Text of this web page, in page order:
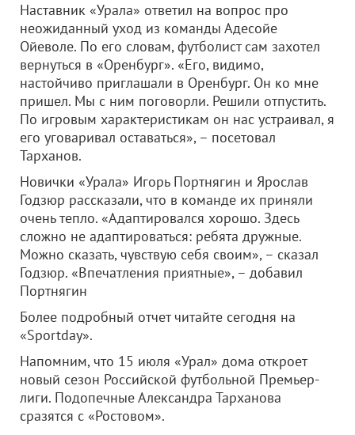
Наставник «Урала» ответил на вопрос про
неожиданный уход из команды Адесойе
Ойеволе. По его словам, футболист сам захотел
вернуться в «Оренбург». «Его, видимо,
настойчиво приглашали в Оренбург. Он ко мне
пришел. Мы с ним поговорли. Решили отпустить.
По игровым характеристикам он нас устраивал, я
его уговаривал оставаться», – посетовал
Тарханов.
Новички «Урала» Игорь Портнягин и Ярослав
Годзюр рассказали, что в команде их приняли
очень тепло. «Адаптировался хорошо. Здесь
сложно не адаптироваться: ребята дружные.
Можно сказать, чувствую себя своим», – сказал
Годзюр. «Впечатления приятные», – добавил
Портнягин
Более подробный отчет читайте сегодня на
«Sportday».
Напомним, что 15 июля «Урал» дома откроет
новый сезон Российской футбольной Премьер-
лиги. Подопечные Александра Тарханова
сразятся с «Ростовом».